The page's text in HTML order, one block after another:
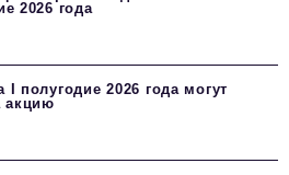
2026 года
полугодие 2026 года могут
акцию